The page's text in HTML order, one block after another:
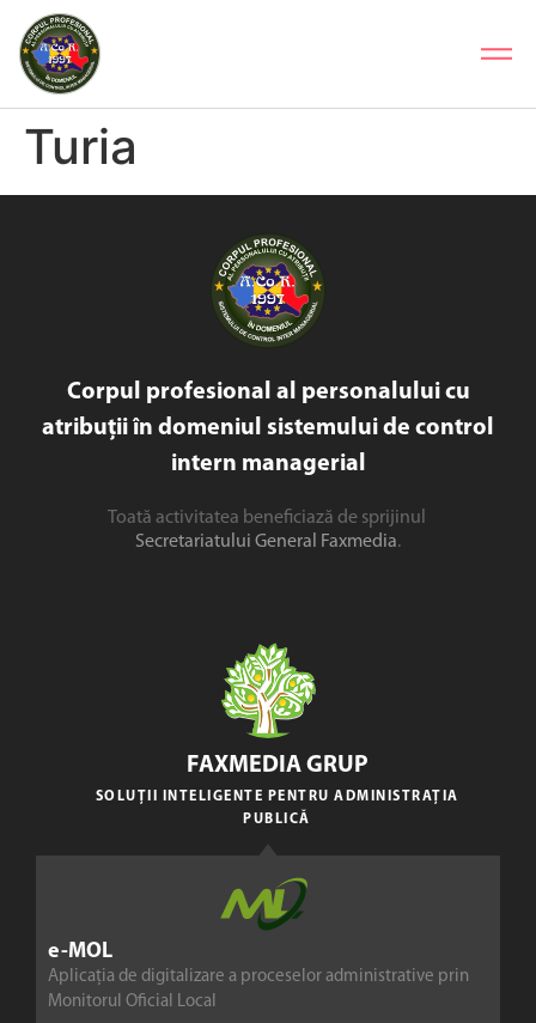
Turia
Corpul profesional al personalului cu
atribuții în domeniul sistemului de control
intern managerial
Toată activitatea beneficiază de sprijinul
Secretariatului General Faxmedia.
e-MOL
Aplicația de digitalizare a proceselor administrative prin
Monitorul Oficial Local
FAXMEDIA GRUP
SOLUȚII INTELIGENTE PENTRU ADMINISTRAȚIA
PUBLICĂ